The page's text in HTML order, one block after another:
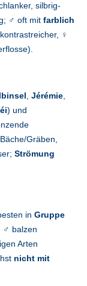
silbrig-
♂ oft mit farblich
♀
Jérémie
) und
Gräben,
Strömung
in Gruppe
♂ balzen
Arten
nicht mit